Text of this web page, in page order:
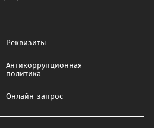
Реквизиты
Антикоррупционная
политика
Онлайн-запрос